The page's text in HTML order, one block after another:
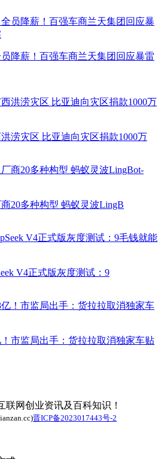
降薪！百强车商兰天集团回应暴雷
涝灾区 比亚迪向灾区捐款1000万
20多种构型 蚂蚁灵波LingB
V4正式版灰度测试：9
市监局出手：货拉拉取消独家车贴
联网创业资讯及百科知识！
晋ICP备2023017443号-2